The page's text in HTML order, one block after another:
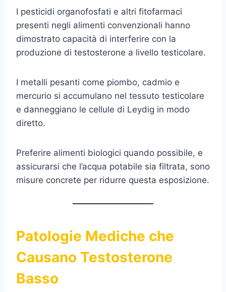
I pesticidi organofosfati e altri fitofarmaci
presenti negli alimenti convenzionali hanno
dimostrato capacità di interferire con la
produzione di testosterone a livello testicolare.
I metalli pesanti come piombo, cadmio e
mercurio si accumulano nel tessuto testicolare
e danneggiano le cellule di Leydig in modo
diretto.
Preferire alimenti biologici quando possibile, e
assicurarsi che l’acqua potabile sia filtrata, sono
misure concrete per ridurre questa esposizione.
Patologie Mediche che
Causano Testosterone
Basso